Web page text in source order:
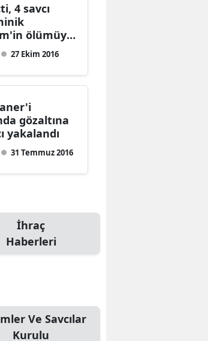
4 savcı
ölümüyle
27 Ekim 2016
gözaltına
yakalandı
31 Temmuz 2016
İhraç
Haberleri
Ve Savcılar
Kurulu